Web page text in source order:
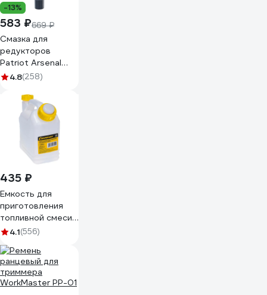
-13%
583 ₽669 ₽
Смазка для
редукторов
Patriot Arsenal
AR-417 855400417
4.8(258)
435 ₽
Емкость для
приготовления
топливной смеси
(1 л) Champion
4.1(556)